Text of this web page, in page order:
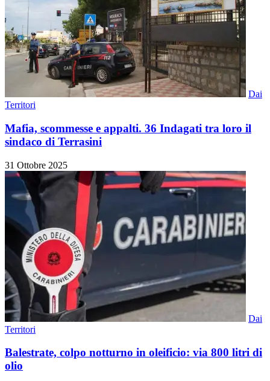
Dai
Territori
Mafia, scommesse e appalti. 36 Indagati tra loro il
sindaco di Terrasini
31 Ottobre 2025
Dai
Territori
Balestrate, colpo notturno in oleificio: via 800 litri di
olio